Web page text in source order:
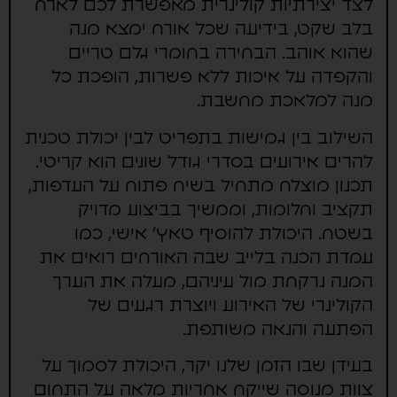
לצד יצירתיות קולינרית מאפשרת לכם לארח
בלב שקט, בידיעה שכל אורח ימצא מנה
שהוא אוהב. הבחירה בחומרי גלם טריים
והקפדה על איכות ללא פשרות, הופכת כל
מנה למלאכת מחשבת.
השילוב בין גמישות בתפריט לבין יכולת טכנית
להרים אירועים בסדרי גודל שונים הוא קריטי.
תכנון מוצלח מתחיל בשיח פתוח על העדפות,
תקציב וחלומות, וממשיך בביצוע מדויק
בשטח. היכולת להוסיף טאץ' אישי, כמו
עמדת הכנה בלייב שבה האורחים רואים את
המנה נרקחת מול עיניהם, מעלה את הערך
הקולינרי של האירוע ויוצרת רגעים של
הפתעה והנאה משותפת.
בעידן שבו הזמן שלנו יקר, היכולת לסמוך על
צוות מנוסה שייקח אחריות מלאה על התחום